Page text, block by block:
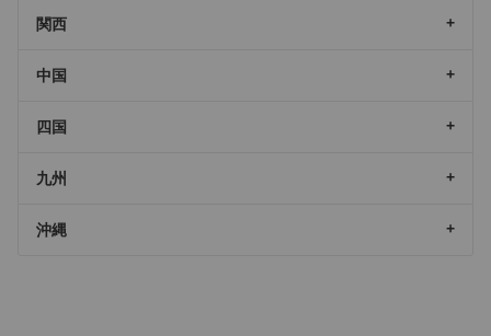
関西
中国
四国
九州
沖縄